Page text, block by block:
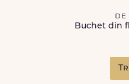
de
Buchet din